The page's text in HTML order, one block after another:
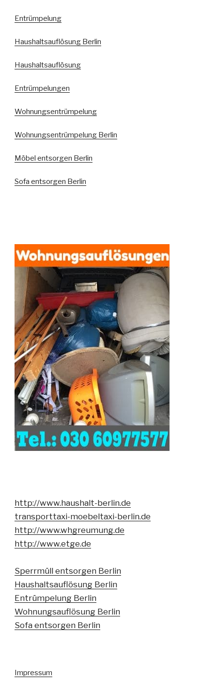
Entrümpelung
Haushaltsauflösung Berlin
Haushaltsauflösung
Entrümpelungen
Wohnungsentrümpelung
Wohnungsentrümpelung Berlin
Möbel entsorgen Berlin
Sofa entsorgen Berlin
http://www.haushalt-berlin.de
transporttaxi-moebeltaxi-berlin.de
http://www.whgreumung.de
http://www.etge.de
Sperrmüll entsorgen Berlin
Haushaltsauflösung Berlin
Entrümpelung Berlin
Wohnungsauflösung Berlin
Sofa entsorgen Berlin
Impressum